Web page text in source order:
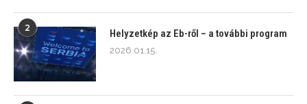
2
Helyzetkép az Eb-ről – a további program
2026.01.15.